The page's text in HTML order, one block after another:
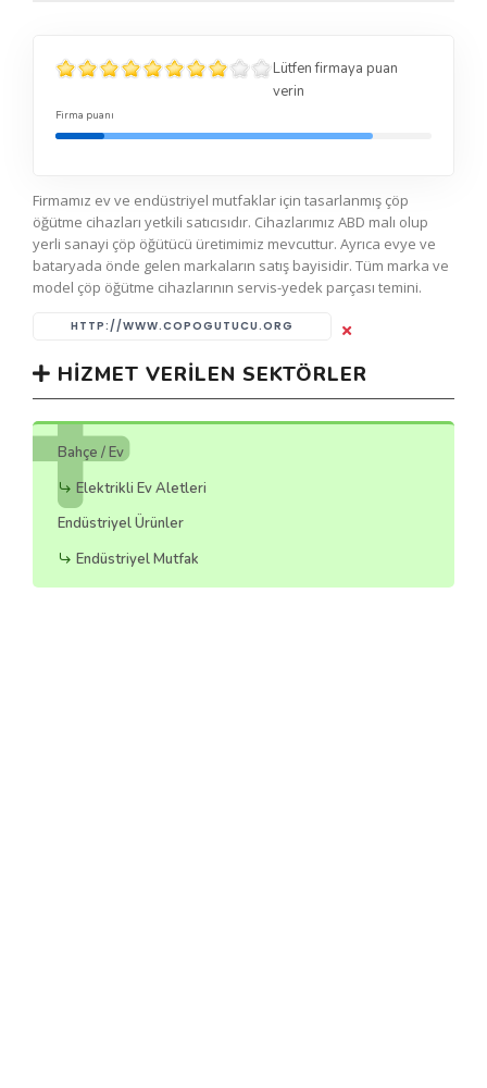
Lütfen firmaya puan
verin
Firma puanı
Firmamız ev ve endüstriyel mutfaklar için tasarlanmış çöp
öğütme cihazları yetkili satıcısıdır. Cihazlarımız ABD malı olup
yerli sanayi çöp öğütücü üretimimiz mevcuttur. Ayrıca evye ve
bataryada önde gelen markaların satış bayisidir. Tüm marka ve
model çöp öğütme cihazlarının servis-yedek parçası temini.
HTTP://WWW.COPOGUTUCU.ORG
HIZMET VERILEN SEKTÖRLER
Bahçe / Ev
Elektrikli Ev Aletleri
Endüstriyel Ürünler
Endüstriyel Mutfak